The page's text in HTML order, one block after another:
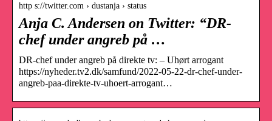
http s://twitter.com › dustanja › status
Anja C. Andersen on Twitter: “DR-
chef under angreb på …
DR-chef under angreb på direkte tv: – Uhørt arrogant
https://nyheder.tv2.dk/samfund/2022-05-22-dr-chef-under-
angreb-paa-direkte-tv-uhoert-arrogant…